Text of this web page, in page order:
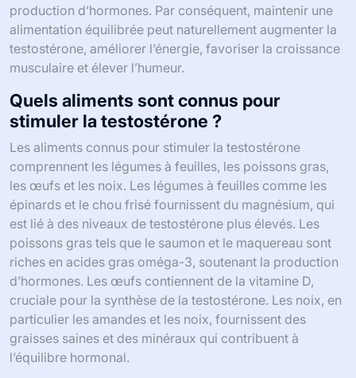
production d’hormones. Par conséquent, maintenir une
alimentation équilibrée peut naturellement augmenter la
testostérone, améliorer l’énergie, favoriser la croissance
musculaire et élever l’humeur.
Quels aliments sont connus pour
stimuler la testostérone ?
Les aliments connus pour stimuler la testostérone
comprennent les légumes à feuilles, les poissons gras,
les œufs et les noix. Les légumes à feuilles comme les
épinards et le chou frisé fournissent du magnésium, qui
est lié à des niveaux de testostérone plus élevés. Les
poissons gras tels que le saumon et le maquereau sont
riches en acides gras oméga-3, soutenant la production
d’hormones. Les œufs contiennent de la vitamine D,
cruciale pour la synthèse de la testostérone. Les noix, en
particulier les amandes et les noix, fournissent des
graisses saines et des minéraux qui contribuent à
l’équilibre hormonal.